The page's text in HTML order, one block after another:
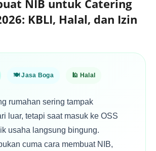
NIB untuk Catering
KBLI, Halal, dan Izin
🍽️ Jasa Boga 🕌 Halal
rumahan sering tampak
luar, tetapi saat masuk ke OSS
usaha langsung bingung.
cuma cara membuat NIB,